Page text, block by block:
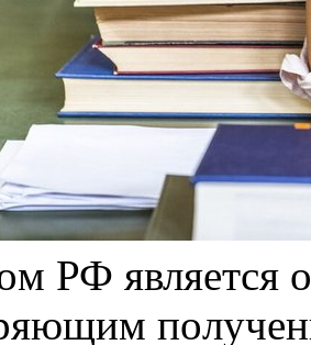
РФ являeтся